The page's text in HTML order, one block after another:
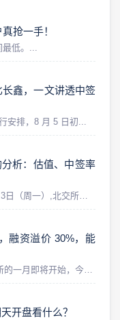
抢一手！
低。...
鑫，一文讲透中签
安排，8 月 5 日初...
析：估值、中签率
大A本周有两只不错的新股可以申购。8月3日（周一）,北交所的...
融资溢价 30%，能
大家好啊，这个“黑色七月”大家还好吗？新的一月即将开始，今天...
开盘看什么？